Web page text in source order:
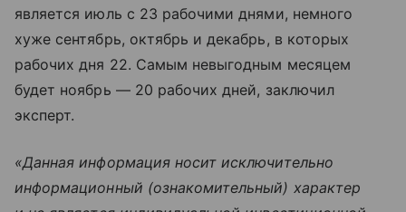
является июль с 23 рабочими днями, немного
хуже сентябрь, октябрь и декабрь, в которых
рабочих дня 22. Самым невыгодным месяцем
будет ноябрь — 20 рабочих дней, заключил
эксперт.
«Данная информация носит исключительно
информационный (ознакомительный) характер